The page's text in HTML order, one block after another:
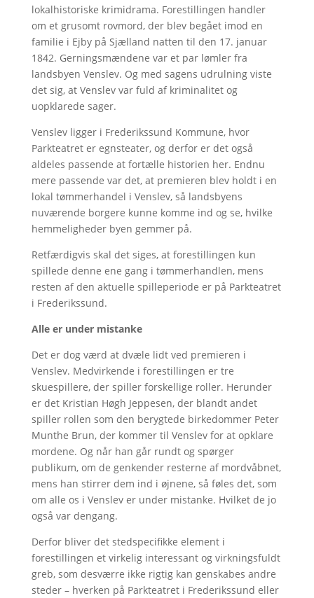
lokalhistoriske krimidrama. Forestillingen handler
om et grusomt rovmord, der blev begået imod en
familie i Ejby på Sjælland natten til den 17. januar
1842. Gerningsmændene var et par lømler fra
landsbyen Venslev. Og med sagens udrulning viste
det sig, at Venslev var fuld af kriminalitet og
uopklarede sager.
Venslev ligger i Frederikssund Kommune, hvor
Parkteatret er egnsteater, og derfor er det også
aldeles passende at fortælle historien her. Endnu
mere passende var det, at premieren blev holdt i en
lokal tømmerhandel i Venslev, så landsbyens
nuværende borgere kunne komme ind og se, hvilke
hemmeligheder byen gemmer på.
Retfærdigvis skal det siges, at forestillingen kun
spillede denne ene gang i tømmerhandlen, mens
resten af den aktuelle spilleperiode er på Parkteatret
i Frederikssund.
Alle er under mistanke
Det er dog værd at dvæle lidt ved premieren i
Venslev. Medvirkende i forestillingen er tre
skuespillere, der spiller forskellige roller. Herunder
er det Kristian Høgh Jeppesen, der blandt andet
spiller rollen som den berygtede birkedommer Peter
Munthe Brun, der kommer til Venslev for at opklare
mordene. Og når han går rundt og spørger
publikum, om de genkender resterne af mordvåbnet,
mens han stirrer dem ind i øjnene, så føles det, som
om alle os i Venslev er under mistanke. Hvilket de jo
også var dengang.
Derfor bliver det stedspecifikke element i
forestillingen et virkelig interessant og virkningsfuldt
greb, som desværre ikke rigtig kan genskabes andre
steder – hverken på Parkteatret i Frederikssund eller